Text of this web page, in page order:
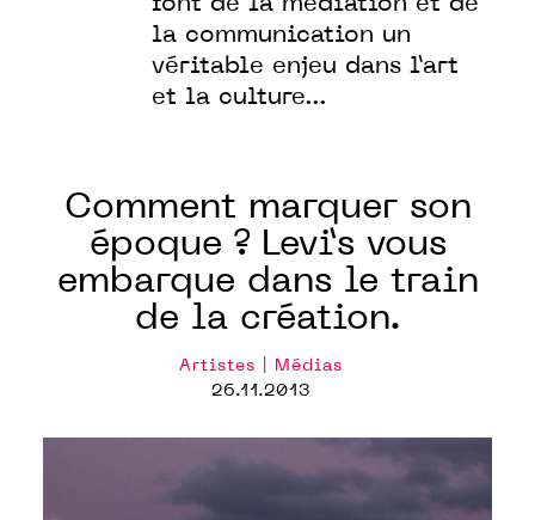
font de la médiation et de
la communication un
véritable enjeu dans l’art
et la culture…
Comment marquer son
époque ? Levi’s vous
embarque dans le train
de la création.
Artistes | Médias
26.11.2013